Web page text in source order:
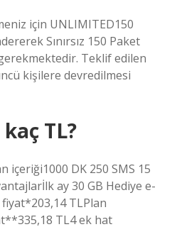
için UNLIMITED150
Sınırsız 150 Paket
Teklif edilen
kişilere devredilmesi
TL?
içeriği1000 DK 250 SMS 15
ay 30 GB Hediye e-
TLPlan
TL4 ek hat